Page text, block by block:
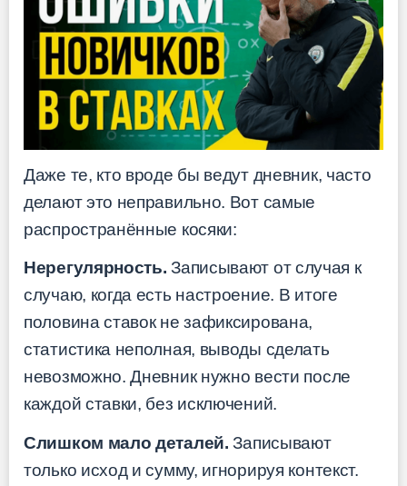
Даже те, кто вроде бы ведут дневник, часто
делают это неправильно. Вот самые
распространённые косяки:
Нерегулярность. Записывают от случая к
случаю, когда есть настроение. В итоге
половина ставок не зафиксирована,
статистика неполная, выводы сделать
невозможно. Дневник нужно вести после
каждой ставки, без исключений.
Слишком мало деталей. Записывают
только исход и сумму, игнорируя контекст.